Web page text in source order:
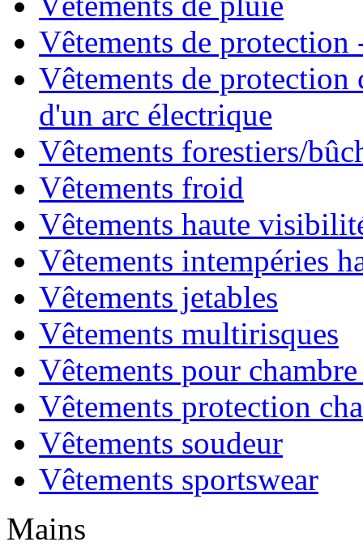
Vêtements de protection
Vêtements de protection
d'un arc électrique
Vêtements forestiers/
Vêtements froid
Vêtements haute
Vêtements intempéries
Vêtements jetables
Vêtements multirisques
Vêtements pour
Vêtements protection
Vêtements soudeur
Vêtements sportswear
Mains